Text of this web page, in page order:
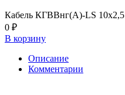
Кабель КГВВнг(А)-LS 10х2,5
0 ₽
В корзину
Описание
Комментарии